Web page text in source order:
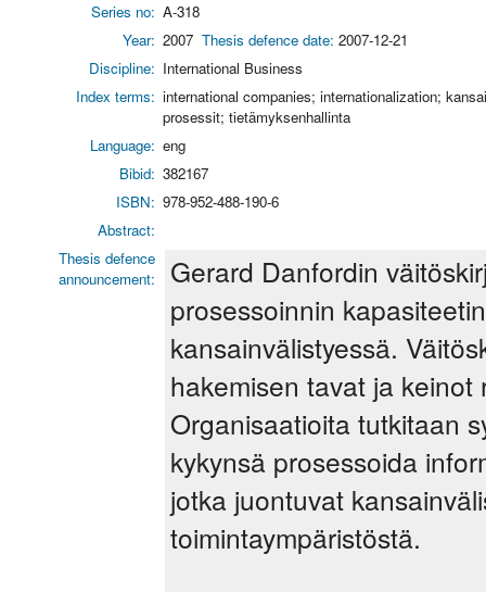
Series no: A-318
Year: 2007 Thesis defence date: 2007-12-21
Discipline: International Business
Index terms: international companies; internationalization;
prosessit; tietämyksenhallinta
Language: eng
Bibid: 382167
ISBN: 978-952-488-190-6
Abstract:
Thesis defence
announcement:
Gerard Danfordin
prosessoinnin
kansainvälistyessä.
hakemisen tavat ja keinot
Organisaatioita tutkitaan
kykynsä prosessoida
jotka juontuvat
toimintaympäristöstä.